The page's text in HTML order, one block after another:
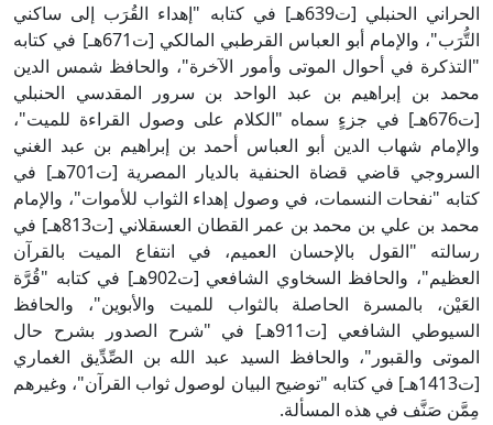
الحراني الحنبلي [ت639هـ] في كتابه "إهداء القُرَب إلى ساكني
التُّرَب"، والإمام أبو العباس القرطبي المالكي [ت671هـ] في كتابه
في أحوال الموتى وأمور الآخرة"، والحافظ شمس الدين
بن إبراهيم بن عبد الواحد بن سرور المقدسي الحنبلي
[ت676هـ] في جزءٍ سماه "الكلام على وصول القراءة للميت"،
شهاب الدين أبو العباس أحمد بن إبراهيم بن عبد الغني
السروجي قاضي قضاة الحنفية بالديار المصرية [ت701هـ] في
"نفحات النسمات، في وصول إهداء الثواب للأموات"، والإمام
محمد بن علي بن محمد بن عمر القطان العسقلاني [ت813هـ] في
"القول بالإحسان العميم، في انتفاع الميت بالقرآن
العظيم"، والحافظ السخاوي الشافعي [ت902هـ] في كتابه "قُرَّة
بالمسرة الحاصلة بالثواب للميت والأبوين"، والحافظ
السيوطي الشافعي [ت911هـ] في "شرح الصدور بشرح حال
والقبور"، والحافظ السيد عبد الله بن الصِّدِّيق الغماري
[ت1413هـ] في كتابه "توضيح البيان لوصول ثواب القرآن"، وغيرهم
صَنَّف في هذه المسألة.